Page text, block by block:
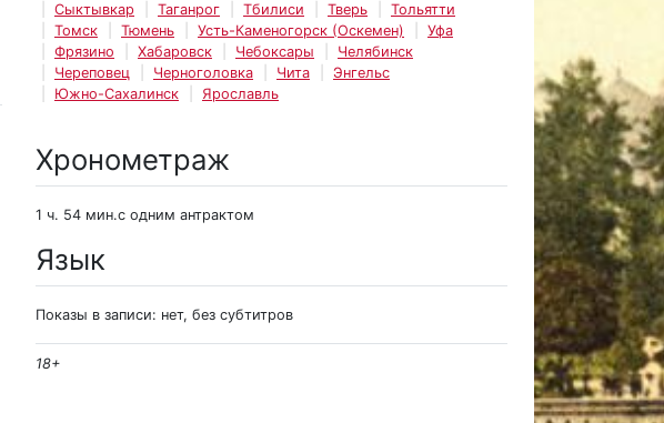
Сыктывкар
Таганрог Тбилиси Тверь
Тольятти
Томск
Тюмень Усть-Каменогорск (Оскемен)
Уфа
Фрязино
Хабаровск Чебоксары
Челябинск
Череповец
Черноголовка Чита
Энгельс
Южно-Сахалинск
Ярославль
Хронометраж
1 ч. 54 мин.с одним антрактом
Язык
Показы в записи: нет, без субтитров
18+